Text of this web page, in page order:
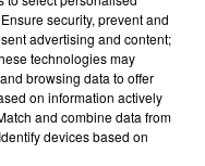
ses équipes.
sur :
security, prevent and
advertising and content;
technologies may
browsing data to offer
on information actively
and combine data from
devices based on